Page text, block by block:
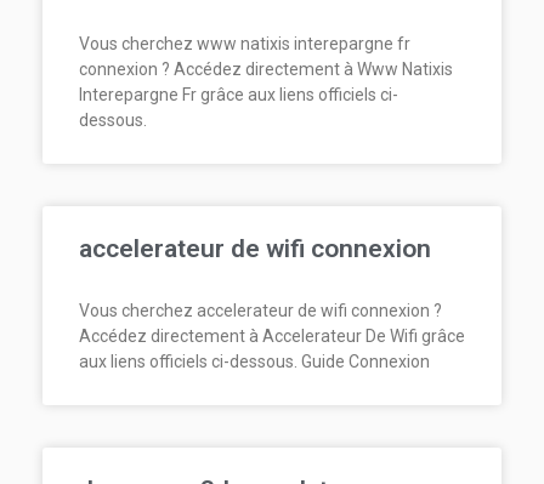
Vous cherchez www natixis interepargne fr
connexion ? Accédez directement à Www Natixis
Interepargne Fr grâce aux liens officiels ci-
dessous.
accelerateur de wifi connexion
Vous cherchez accelerateur de wifi connexion ?
Accédez directement à Accelerateur De Wifi grâce
aux liens officiels ci-dessous. Guide Connexion